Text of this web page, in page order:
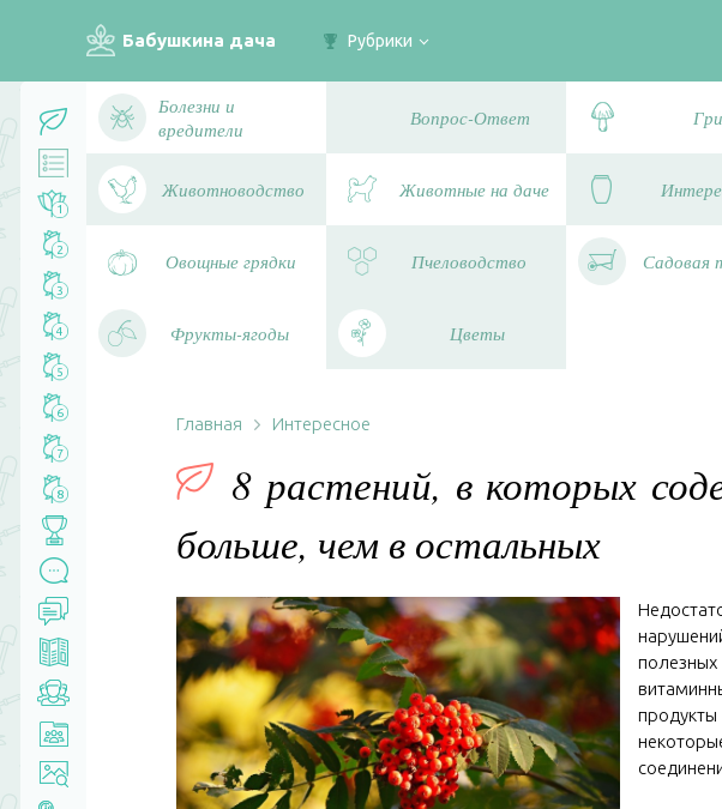
Бабушкина дача Рубрики
1
2
3
4
5
6
7
8
Болезни и
вредители
Вопрос-Ответ
Животноводство Животные на даче
Овощные грядки Пчеловодство Садовая
Фрукты-ягоды Цветы
Главная Интересное
8 растений, в которых
больше, чем в остальных